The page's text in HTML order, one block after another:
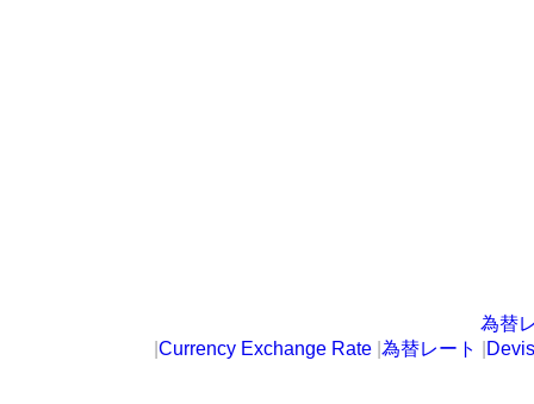
為替
Currency Exchange Rate 為替レート